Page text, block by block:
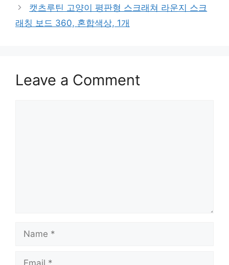
캣츠루틴 고양이 평판형 스크래쳐 라운지 스크
래칭 보드 360, 혼합색상, 1개
Leave a Comment
Name
Email